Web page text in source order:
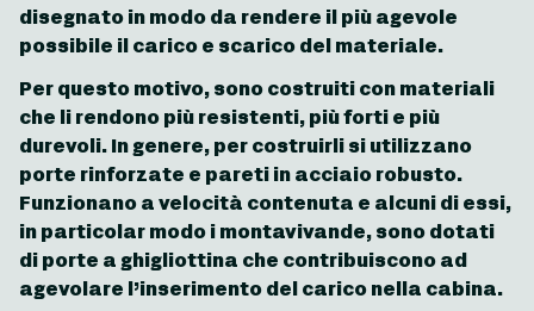
disegnato in modo da rendere il più agevole
possibile il carico e scarico del materiale.
Per questo motivo, sono costruiti con materiali
che li rendono più resistenti, più forti e più
durevoli. In genere, per costruirli si utilizzano
porte rinforzate e pareti in acciaio robusto.
Funzionano a velocità contenuta e alcuni di essi,
in particolar modo i montavivande, sono dotati
di porte a ghigliottina che contribuiscono ad
agevolare l’inserimento del carico nella cabina.